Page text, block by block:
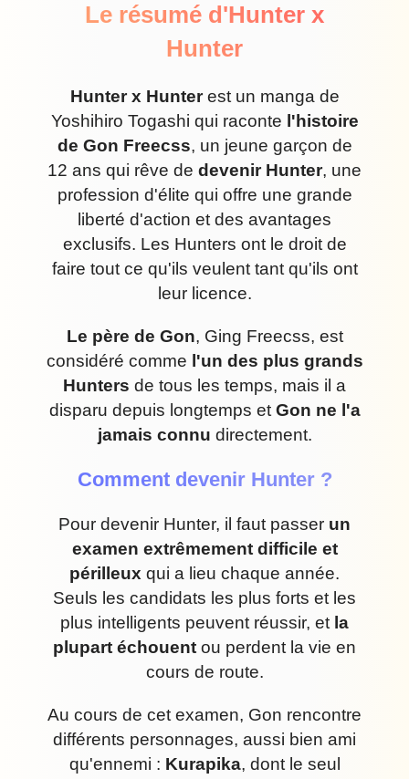
Le résumé d'Hunter x
Hunter
Hunter x Hunterest un manga de
Yoshihiro Togashi qui raconte l'histoire
de Gon Freecss, un jeune garçon de
12 ans qui rêve de devenir Hunter, une
profession d'élite qui offre une grande
liberté d'action et des avantages
exclusifs. Les Hunters ont le droit de
faire tout ce qu'ils veulent tant qu'ils ont
leur licence.
Le père de Gon, Ging Freecss, est
considéré comme l'un des plus grands
Hunters de tous les temps, mais il a
disparu depuis longtemps et Gon ne l'a
jamais connu directement.
Comment devenir Hunter ?
Pour devenir Hunter, il faut passer un
examen extrêmement difficile et
périlleux qui a lieu chaque année.
Seuls les candidats les plus forts et les
plus intelligents peuvent réussir, et la
plupart échouent ou perdent la vie en
cours de route.
Au cours de cet examen, Gon rencontre
différents personnages, aussi bien ami
qu'ennemi : Kurapika, dont le seul